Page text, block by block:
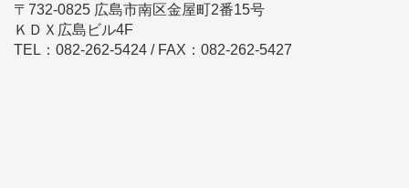
〒732-0825 広島市南区金屋町2番15号
ＫＤＸ広島ビル4F
TEL：082-262-5424 / FAX：082-262-5427